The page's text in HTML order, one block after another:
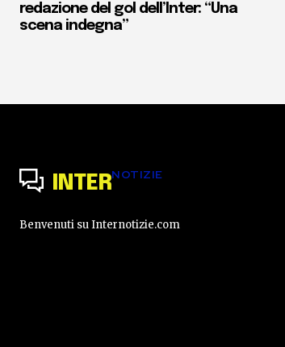
redazione del gol dell’Inter: “Una
scena indegna”
INTERNOTIZIE
Benvenuti su Internotizie.com